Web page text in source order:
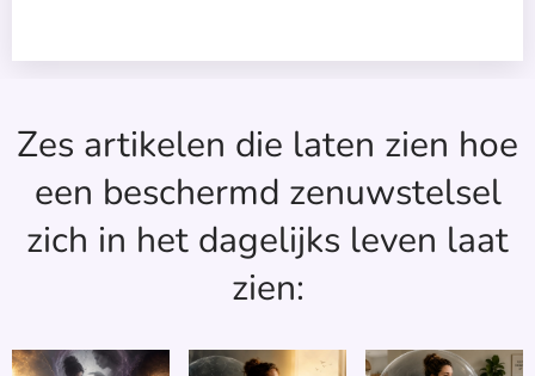
Zes artikelen die laten zien hoe
een beschermd zenuwstelsel
zich in het dagelijks leven laat
zien: